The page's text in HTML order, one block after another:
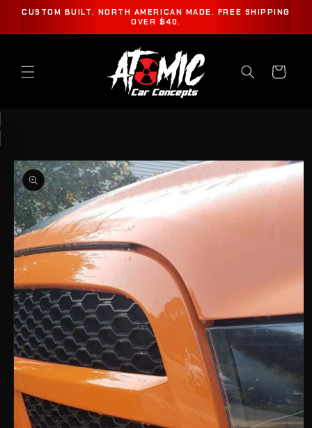
PASSER
CUSTOM BUILT. NORTH AMERICAN MADE. FREE SHIPPING
OVER $40.
Panier
AUX